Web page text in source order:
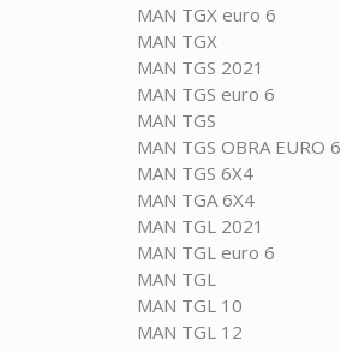
MAN TGX euro 6
MAN TGX
MAN TGS 2021
MAN TGS euro 6
MAN TGS
MAN TGS OBRA EURO 6
MAN TGS 6X4
MAN TGA 6X4
MAN TGL 2021
MAN TGL euro 6
MAN TGL
MAN TGL 10
MAN TGL 12